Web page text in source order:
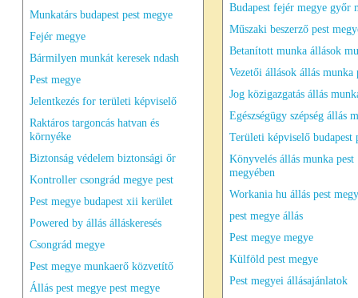
Munkatárs budapest pest megye
Fejér megye
Bármilyen munkát keresek ndash
Pest megye
Jelentkezés for területi képviselő
Raktáros targoncás hatvan és
környéke
Biztonság védelem biztonsági őr
Kontroller csongrád megye pest
Pest megye budapest xii kerület
Powered by állás álláskeresés
Csongrád megye
Pest megye munkaerő közvetítő
Állás pest megye pest megye
Budapest fejér megye győr
Műszaki beszerző pest
Betanított munka állások
Vezetői állások állás munka
Jog közigazgatás állás
Egészségügy szépség állás
Területi képviselő budapest
Könyvelés állás munka pest
megyében
Workania hu állás pest
pest megye állás
Pest megye megye
Külföld pest megye
Pest megyei állásajánlatok